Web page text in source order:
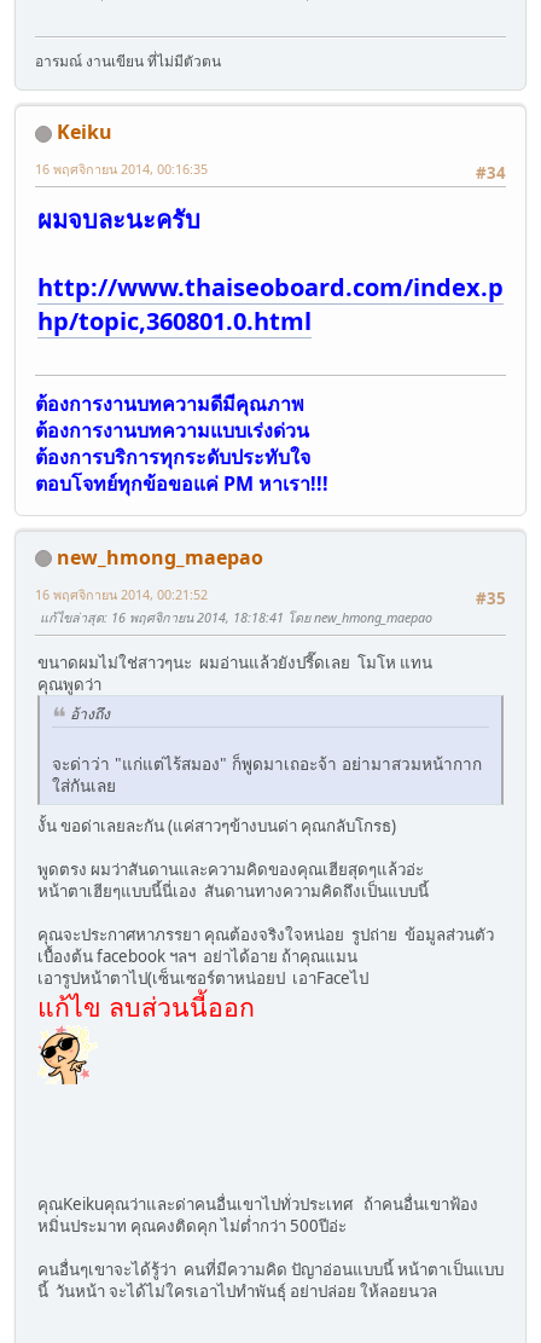
อารมณ์ งานเขียน ที่ไม่มีตัวตน
Keiku
#34
16 พฤศจิกายน 2014, 00:16:35
ผมจบละนะครับ
http://www.thaiseoboard.com/index.p
hp/topic,360801.0.html
ต้องการงานบทความดีมีคุณภาพ
ต้องการงานบทความแบบเร่งด่วน
ต้องการบริการทุกระดับประทับใจ
ตอบโจทย์ทุกข้อขอแค่ PM หาเรา!!!
new_hmong_maepao
#35
16 พฤศจิกายน 2014, 00:21:52
แก้ไขล่าสุด: 16 พฤศจิกายน 2014, 18:18:41 โดย new_hmong_maepao
ขนาดผมไม่ใช่สาวๆนะ ผมอ่านแล้วยังปรี๊ดเลย โมโห แทน
คุณพูดว่า
อ้างถึง
จะด่าว่า "แก่แต่ไร้สมอง" ก็พูดมาเถอะจ้า อย่ามาสวมหน้ากาก
ใส่กันเลย
งั้น ขอด่าเลยละกัน (แค่สาวๆข้างบนด่า คุณกลับโกรธ)
พูดตรง ผมว่าสันดานและความคิดของคุณเฮียสุดๆแล้วอ่ะ
หน้าตาเฮียๆแบบนี้นี่เอง สันดานทางความคิดถึงเป็นแบบนี้
คุณจะประกาศหาภรรยา คุณต้องจริงใจหน่อย รูปถ่าย ข้อมูลส่วนตัว
เบื้องต้น facebook ฯลฯ อย่าได้อาย ถ้าคุณแมน
เอารูปหน้าตาไป(เซ็นเซอร์ตาหน่อยป เอาFaceไป
แก้ไข ลบส่วนนี้ออก
คุณKeikuคุณว่าและด่าคนอื่นเขาไปทั่วประเทศ ถ้าคนอื่นเขาฟ้อง
หมิ่นประมาท คุณคงติดคุก ไม่ต่ำกว่า 500ปีอ่ะ
คนอื่นๆเขาจะได้รู้ว่า คนที่มีความคิด ปัญาอ่อนแบบนี้ หน้าตาเป็นแบบ
นี้ วันหน้า จะได้ไม่ใครเอาไปทำพันธุ์ อย่าปล่อย ให้ลอยนวล